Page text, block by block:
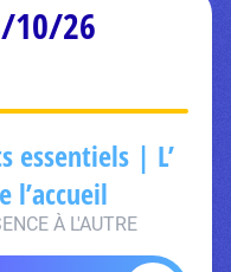
10/26
essentiels | L’
l’accueil
À L'AUTRE